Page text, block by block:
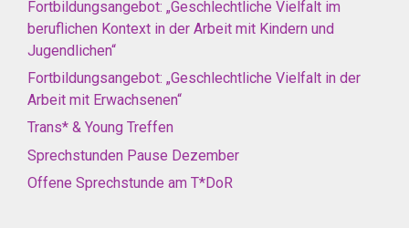
Fortbildungsangebot: „Geschlechtliche Vielfalt im
beruflichen Kontext in der Arbeit mit Kindern und
Jugendlichen“
Fortbildungsangebot: „Geschlechtliche Vielfalt in der
Arbeit mit Erwachsenen“
Trans* & Young Treffen
Sprechstunden Pause Dezember
Offene Sprechstunde am T*DoR